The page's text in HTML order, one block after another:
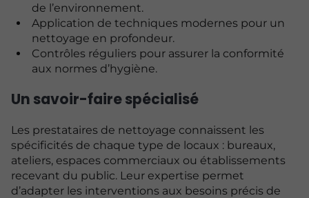
de l’environnement.
Application de techniques modernes pour un
nettoyage en profondeur.
Contrôles réguliers pour assurer la conformité
aux normes d’hygiène.
Un savoir-faire spécialisé
Les prestataires de nettoyage connaissent les
spécificités de chaque type de locaux : bureaux,
ateliers, espaces commerciaux ou établissements
recevant du public. Leur expertise permet
d’adapter les interventions aux besoins précis de